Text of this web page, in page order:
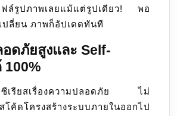
ไฟล์รูปภาพเลยแม้แต่รูปเดียว! พอ
ปลี่ยน ภาพก็อัปเดตทันที
ดภัยสูงและ Self-
100%
ซีเรียสเรื่องความปลอดภัย ไม่
โค้ดโครงสร้างระบบภายในออกไป